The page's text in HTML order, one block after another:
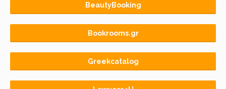
BeautyBooking
Bookrooms.gr
Greekcatalog